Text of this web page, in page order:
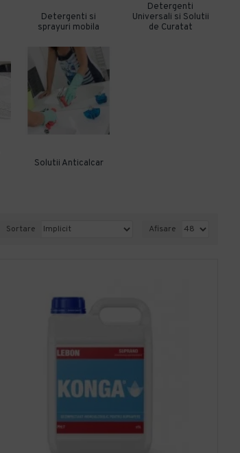
Detergenti si
sprayuri mobila
Detergenti
Universali si Solutii
de Curatat
Solutii Anticalcar
Sortare Afisare